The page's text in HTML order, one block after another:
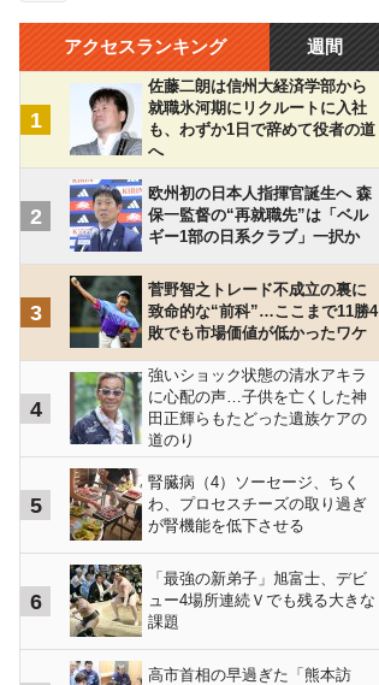
アクセスランキング 週間
1
佐藤二朗は信州大経済学部から
就職氷河期にリクルートに入社
も、わずか1日で辞めて役者の道
へ
2
欧州初の日本人指揮官誕生へ 森
保一監督の“再就職先”は「ベル
ギー1部の日系クラブ」一択か
3
菅野智之トレード不成立の裏に
致命的な“前科”…ここまで11勝4
敗でも市場価値が低かったワケ
4
強いショック状態の清水アキラ
に心配の声…子供を亡くした神
田正輝らもたどった遺族ケアの
道のり
5
腎臓病（4）ソーセージ、ちく
わ、プロセスチーズの取り過ぎ
が腎機能を低下させる
6
「最強の新弟子」旭富士、デビ
ュー4場所連続Ｖでも残る大きな
課題
高市首相の早過ぎた「熊本訪